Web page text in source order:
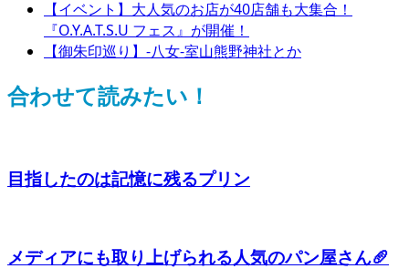
【イベント】大人気のお店が40店舗も大集合！
『O.Y.A.T.S.U フェス』が開催！
【御朱印巡り】-八女-室山熊野神社とか
合わせて読みたい！
目指したのは記憶に残るプリン
メディアにも取り上げられる人気のパン屋さん🥖